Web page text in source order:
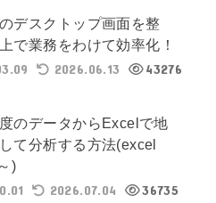
デスクトップ画面を整
で業務をわけて効率化！
2026.06.13 43276
のデータからExcelで地
て分析する方法(excel
)
2026.07.04 36735